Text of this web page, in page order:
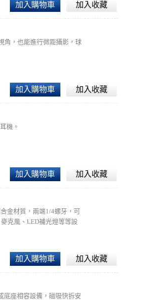
加入購物車 加入收藏
角，也能進行微距攝影，球
加入購物車 加入收藏
機。
加入購物車 加入收藏
金材質，兩端1/4螺牙，可
克風、LED補光燈等等設
加入購物車 加入收藏
底座相容設備，磁吸快拆安